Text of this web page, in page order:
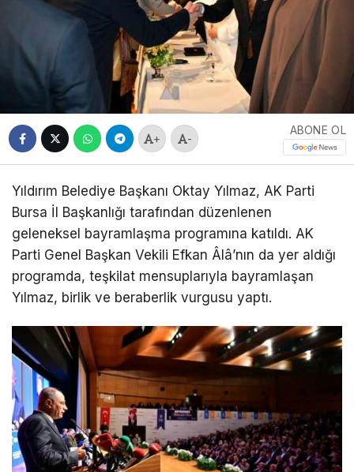
+ -
ABONE OL
Yıldırım Belediye Başkanı Oktay Yılmaz, AK Parti
Bursa İl Başkanlığı tarafından düzenlenen
geleneksel bayramlaşma programına katıldı. AK
Parti Genel Başkan Vekili Efkan Âlâ’nın da yer aldığı
programda, teşkilat mensuplarıyla bayramlaşan
Yılmaz, birlik ve beraberlik vurgusu yaptı.